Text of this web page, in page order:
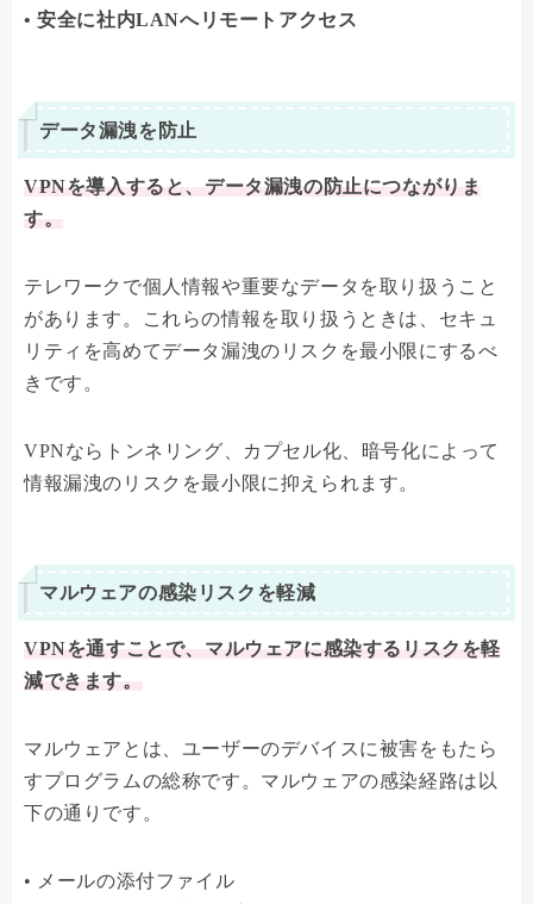
• 安全に社内LANへリモートアクセス
データ漏洩を防止
VPNを導入すると、データ漏洩の防止につながりま
す。
テレワークで個人情報や重要なデータを取り扱うこと
があります。これらの情報を取り扱うときは、セキュ
リティを高めてデータ漏洩のリスクを最小限にするべ
きです。
VPNならトンネリング、カプセル化、暗号化によって
情報漏洩のリスクを最小限に抑えられます。
マルウェアの感染リスクを軽減
VPNを通すことで、マルウェアに感染するリスクを軽
減できます。
マルウェアとは、ユーザーのデバイスに被害をもたら
すプログラムの総称です。マルウェアの感染経路は以
下の通りです。
• メールの添付ファイル